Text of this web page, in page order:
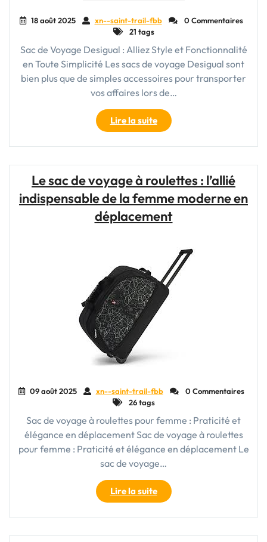
18 août 2025 xn--saint-trail-fbb
0 Commentaires
21 tags
Sac de Voyage Desigual : Alliez Style et Fonctionnalité
en Toute Simplicité Les sacs de voyage Desigual sont
bien plus que de simples accessoires pour transporter
vos affaires lors de…
Lire la suite"Découvrez
l’Élégance
Colorée
de
Voyage
Desigual"
Le sac de voyage à roulettes : l’allié
indispensable de la femme moderne en
déplacement
09 août 2025 xn--saint-trail-fbb
0 Commentaires
26 tags
Sac de voyage à roulettes pour femme : Praticité et
élégance en déplacement Sac de voyage à roulettes
pour femme : Praticité et élégance en déplacement Le
sac de voyage…
Lire la suite"Le
sac
de